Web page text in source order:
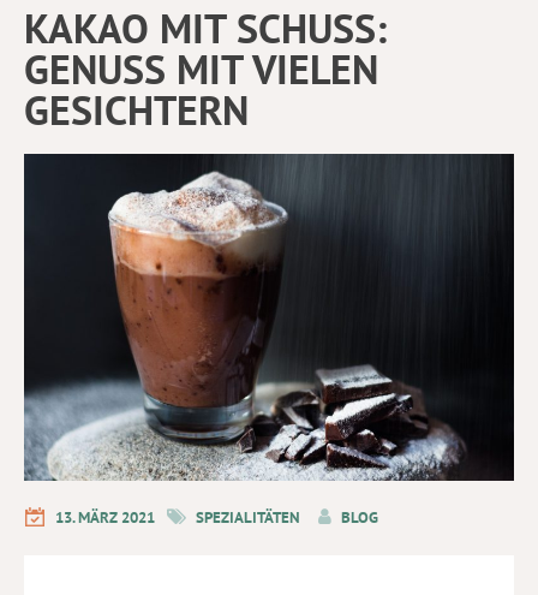
KAKAO MIT SCHUSS:
GENUSS MIT VIELEN
GESICHTERN
13. MÄRZ 2021 SPEZIALITÄTEN BLOG